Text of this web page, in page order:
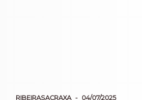
RIBEIRASACRAXA 04/07/2025